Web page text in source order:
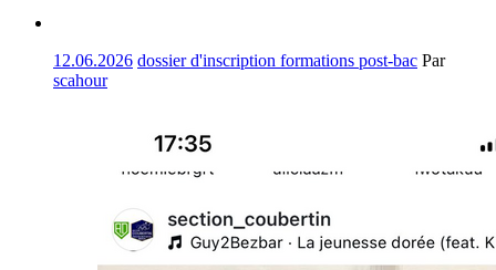
12.06.2026 dossier d'inscription formations post-bac Par
scahour